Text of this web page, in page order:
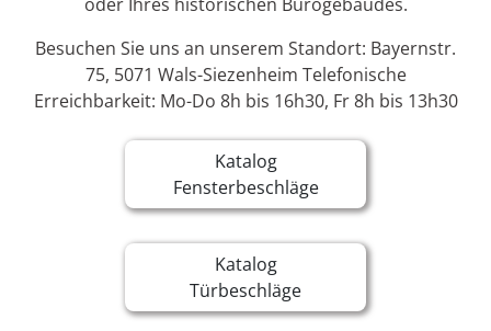
Besuchen Sie uns an unserem Standort: Bayernstr.
75, 5071 Wals-Siezenheim Telefonische
Erreichbarkeit: Mo-Do 8h bis 16h30, Fr 8h bis 13h30
Katalog
Fensterbeschläge
Katalog
Türbeschläge